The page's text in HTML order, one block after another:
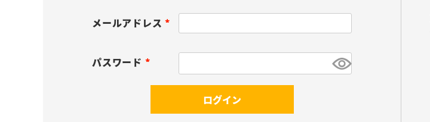
メールアドレス
パスワード
ログイン